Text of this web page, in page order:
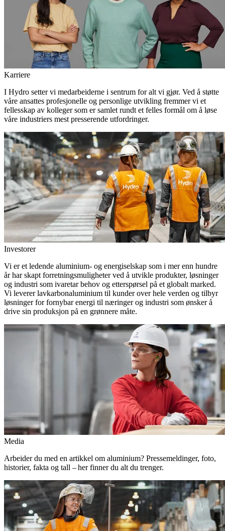
Karriere
I Hydro setter vi medarbeiderne i sentrum for alt vi gjør. Ved å støtte
våre ansattes profesjonelle og personlige utvikling fremmer vi et
fellesskap av kolleger som er samlet rundt et felles formål om å løse
våre industriers mest presserende utfordringer.
Investorer
Vi er et ledende aluminium- og energiselskap som i mer enn hundre
år har skapt forretningsmuligheter ved å utvikle produkter, løsninger
og industri som ivaretar behov og etterspørsel på et globalt marked.
Vi leverer lavkarbonaluminium til kunder over hele verden og tilbyr
løsninger for fornybar energi til næringer og industri som ønsker å
drive sin produksjon på en grønnere måte.
Media
Arbeider du med en artikkel om aluminium? Pressemeldinger, foto,
historier, fakta og tall – her finner du alt du trenger.